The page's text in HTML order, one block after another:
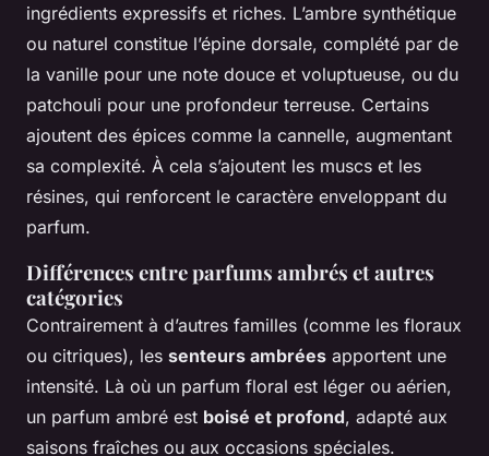
ingrédients expressifs et riches. L’ambre synthétique
ou naturel constitue l’épine dorsale, complété par de
la vanille pour une note douce et voluptueuse, ou du
patchouli pour une profondeur terreuse. Certains
ajoutent des épices comme la cannelle, augmentant
sa complexité. À cela s’ajoutent les muscs et les
résines, qui renforcent le caractère enveloppant du
parfum.
Différences entre parfums ambrés et autres
catégories
Contrairement à d’autres familles (comme les floraux
ou citriques), les senteurs ambrées apportent une
intensité. Là où un parfum floral est léger ou aérien,
un parfum ambré est boisé et profond, adapté aux
saisons fraîches ou aux occasions spéciales.